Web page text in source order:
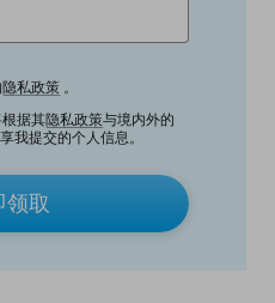
隐私政策 。
据其隐私政策与境内外的
我提交的个人信息。
领取